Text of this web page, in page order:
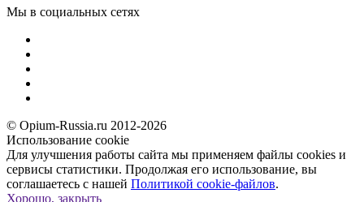
Мы в социальных сетях
© Opium-Russia.ru 2012-2026
Использование cookie
Для улучшения работы сайта мы применяем файлы cookies и
сервисы статистики. Продолжая его использование, вы
соглашаетесь с нашей Политикой cookie-файлов.
Хорошо, закрыть